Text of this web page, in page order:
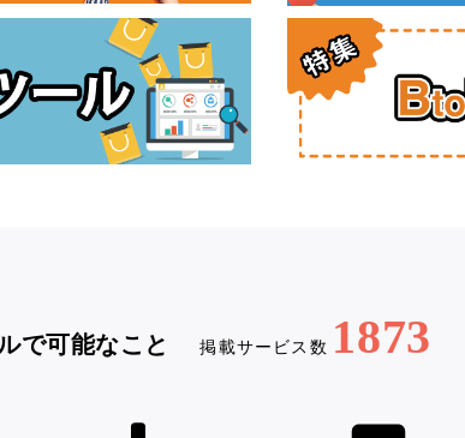
で可能なこと 掲載サービス数 1873